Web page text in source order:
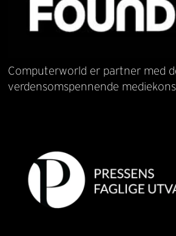
Computerworld er partner med
verdensomspennende